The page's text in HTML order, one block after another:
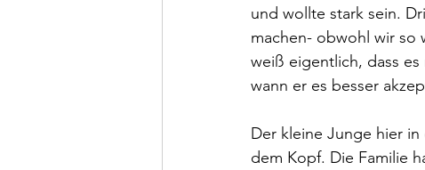
und wollte stark sein.
machen- obwohl wir so
weiß eigentlich, dass
wann er es besser
Der kleine Junge hier
dem Kopf. Die Familie